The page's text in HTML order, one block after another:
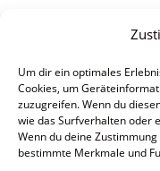
Um dir ein optimales
Cookies, um
zuzugreifen. Wenn du
wie das Surfverhalten oder
Wenn du deine
bestimmte Merkmale und